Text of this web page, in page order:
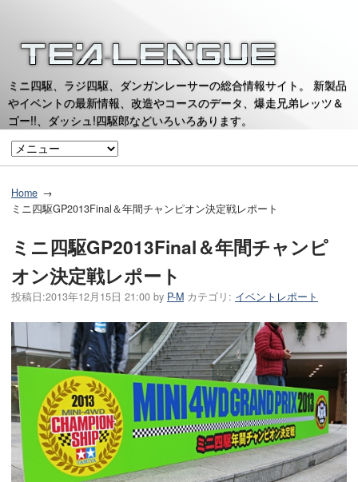
ミニ四駆、ラジ四駆、ダンガンレーサーの総合情報サイト。 新製品
やイベントの最新情報、改造やコースのデータ、爆走兄弟レッツ＆
ゴー!!、ダッシュ!四駆郎などいろいろあります。
Home
ミニ四駆GP2013Final＆年間チャンピオン決定戦レポート
ミニ四駆GP2013Final＆年間チャンピ
オン決定戦レポート
投稿日:2013年12月15日 21:00 by P-M カテゴリ: イベントレポート